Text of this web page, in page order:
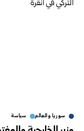
سوريا والعالم سياسة